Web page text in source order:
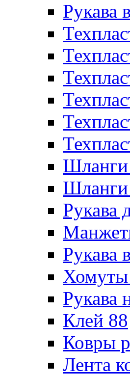
Рукава
Шланги
Рукава
Рукава
Хомуты
Рукава
Клей 88
Ковры
Лента